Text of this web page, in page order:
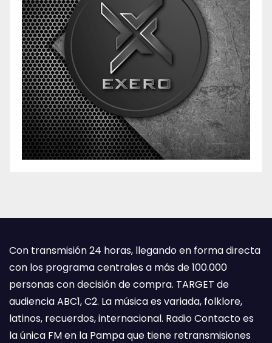
Con transmisión 24 horas, llegando en forma directa
con los programa centrales a más de 100.000
personas con decisión de compra. TARGET de
audiencia ABC1, C2. La música es variada, folklore,
latinos, recuerdos, internacional. Radio Contacto es
la única FM en la Pampa que tiene retransmisiones